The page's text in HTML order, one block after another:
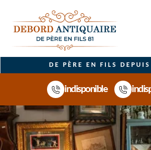
DE PÈRE EN FILS
indisponible